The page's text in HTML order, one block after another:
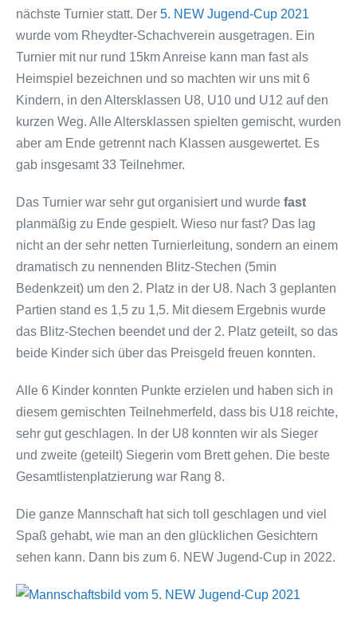
nächste Turnier statt. Der 5. NEW Jugend-Cup 2021
wurde vom Rheydter-Schachverein ausgetragen. Ein
Turnier mit nur rund 15km Anreise kann man fast als
Heimspiel bezeichnen und so machten wir uns mit 6
Kindern, in den Altersklassen U8, U10 und U12 auf den
kurzen Weg. Alle Altersklassen spielten gemischt, wurden
aber am Ende getrennt nach Klassen ausgewertet. Es
gab insgesamt 33 Teilnehmer.
Das Turnier war sehr gut organisiert und wurde fast
planmäßig zu Ende gespielt. Wieso nur fast? Das lag
nicht an der sehr netten Turnierleitung, sondern an einem
dramatisch zu nennenden Blitz-Stechen (5min
Bedenkzeit) um den 2. Platz in der U8. Nach 3 geplanten
Partien stand es 1,5 zu 1,5. Mit diesem Ergebnis wurde
das Blitz-Stechen beendet und der 2. Platz geteilt, so das
beide Kinder sich über das Preisgeld freuen konnten.
Alle 6 Kinder konnten Punkte erzielen und haben sich in
diesem gemischten Teilnehmerfeld, dass bis U18 reichte,
sehr gut geschlagen. In der U8 konnten wir als Sieger
und zweite (geteilt) Siegerin vom Brett gehen. Die beste
Gesamtlistenplatzierung war Rang 8.
Die ganze Mannschaft hat sich toll geschlagen und viel
Spaß gehabt, wie man an den glücklichen Gesichtern
sehen kann. Dann bis zum 6. NEW Jugend-Cup in 2022.